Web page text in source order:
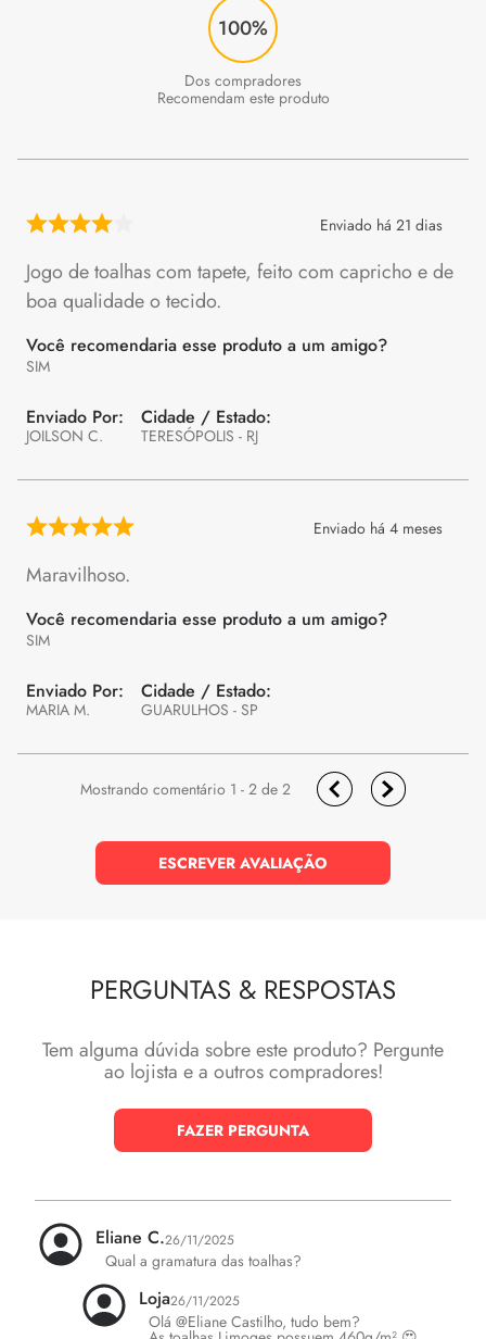
100%
Recomendam este produto
Enviado há 21 dias
Jogo de toalhas com tapete, feito com capricho e de
boa qualidade o tecido.
Você recomendaria esse produto a um amigo?
SIM
JOILSON C. TERESÓPOLIS - RJ
Enviado há 4 meses
Maravilhoso.
Você recomendaria esse produto a um amigo?
SIM
MARIA M. GUARULHOS - SP
1 - 2 de 2
ESCREVER AVALIAÇÃO
PERGUNTAS & RESPOSTAS
Tem alguma dúvida sobre este produto? Pergunte
ao lojista e a outros compradores!
FAZER PERGUNTA
Eliane C.26/11/2025
Qual a gramatura das toalhas?
Loja26/11/2025
Olá @Eliane Castilho, tudo bem?